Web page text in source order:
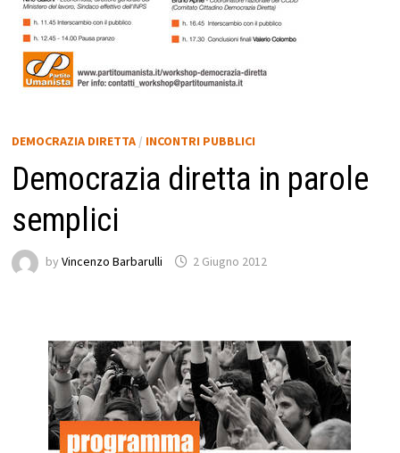
DEMOCRAZIA DIRETTA/ INCONTRI PUBBLICI
Democrazia diretta in parole
semplici
by Vincenzo Barbarulli 2 Giugno 2012